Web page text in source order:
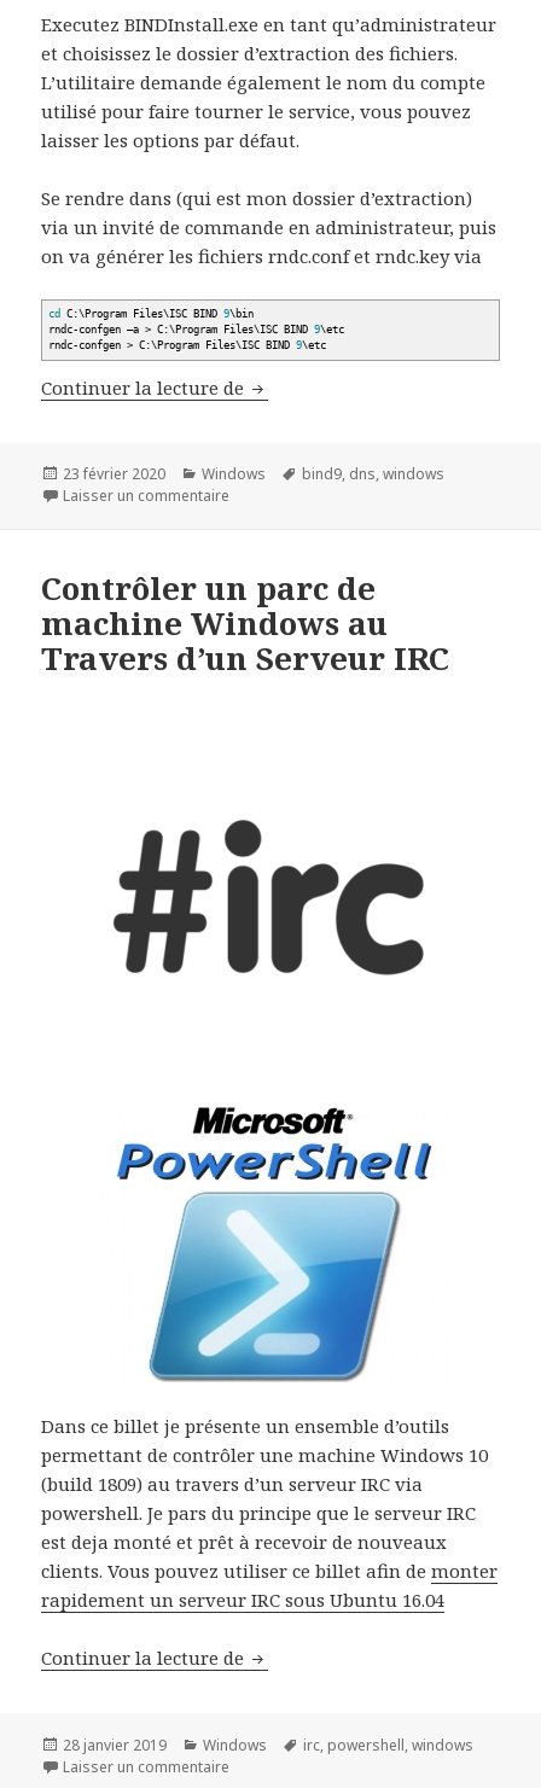
Executez BINDInstall.exe en tant qu’administrateur
et choisissez le dossier d’extraction des fichiers.
L’utilitaire demande également le nom du compte
utilisé pour faire tourner le service, vous pouvez
laisser les options par défaut.
Se rendre dans (qui est mon dossier d’extraction)
via un invité de commande en administrateur, puis
on va générer les fichiers rndc.conf et rndc.key via
cd C:\Program Files\ISC BIND9\bin
rndc-confgen –a> C:\Program Files\ISC BIND9\etc
rndc-confgen> C:\Program Files\ISC BIND9\etc
Continuer la lecture de Monter un Serveur DNS sous
Publié
le
23 février 2020 Catégories
Windows
Mots-
bind9, dns,windows
Laisser un commentaire
Contrôler un parc de
machine Windows au
Travers d’un Serveur IRC
Dans ce billet je présente un ensemble d’outils
permettant de contrôler une machine Windows 10
(build 1809) au travers d’un serveur IRC via
powershell. Je pars du principe que le serveur IRC
est deja monté et prêt à recevoir de nouveaux
clients. Vous pouvez utiliser ce billet afin demonter
rapidement un serveur IRC sous Ubuntu 16.04
Continuer la lecture de Contrôler un parc de machine
Publié
le
28 janvier 2019 Catégories
Windows
Mots-
irc, powershell,windows
Laisser un commentaire